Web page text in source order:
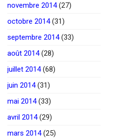
novembre 2014(27)
octobre 2014(31)
septembre 2014(33)
août 2014(28)
juillet 2014(68)
juin 2014(31)
mai 2014(33)
avril 2014(29)
mars 2014(25)